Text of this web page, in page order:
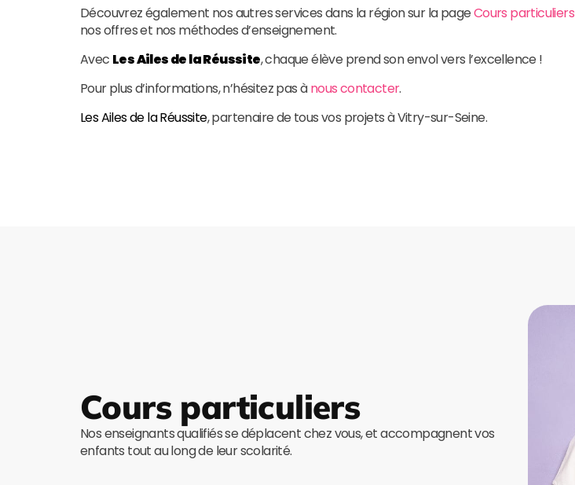
Découvrez également nos autres services dans la région sur la pageCours particuliers
nos offres et nos méthodes d’enseignement.
Avec Les Ailes de la Réussite, chaque élève prend son envol vers l’excellence !
Pour plus d’informations, n’hésitez pas ànous contacter.
Les Ailes de la Réussite, partenaire de tous vos projets à Vitry-sur-Seine.
Cours particuliers
Nos enseignants qualifiés se déplacent chez vous, et accompagnent vos
enfants tout au long de leur scolarité.